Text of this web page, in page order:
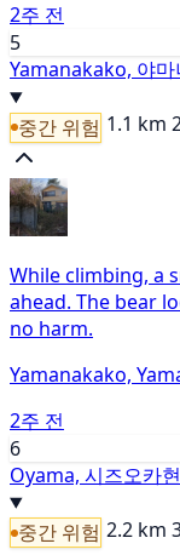
2주 전
5
Yamanakako, 야마
중간 위험 1.1 km
While climbing, a
ahead. The bear
no harm.
Yamanakako,
2주 전
6
Oyama, 시즈오카현
중간 위험 2.2 km